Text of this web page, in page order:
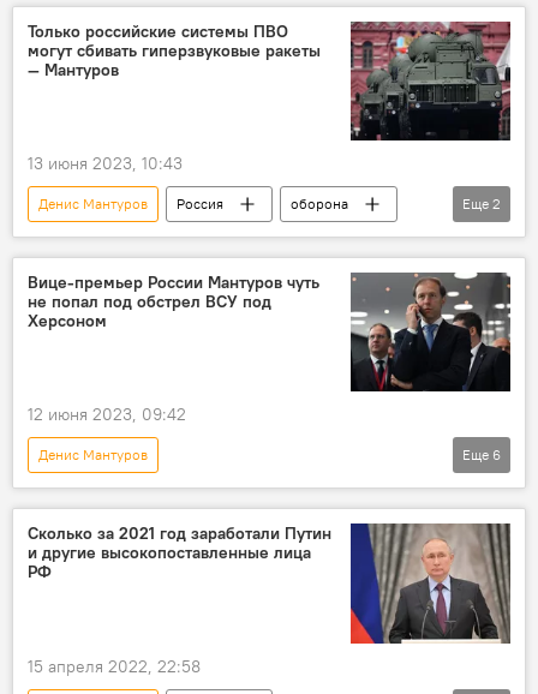
ПМЭФ -2025 в Санкт-Петербурге
Данияр Амангельдиев
фото
Только российские системы ПВО
могут сбивать гиперзвуковые ракеты
— Мантуров
13 июня 2023, 10:43
Денис Мантуров Россия
оборона
ПВО
вооружение
Еще 2
Вице-премьер России Мантуров чуть
не попал под обстрел ВСУ под
Херсоном
12 июня 2023, 09:42
Денис Мантуров
Спецоперация России по защите Донбасса
Украина
Политика
Россия
обстрел
информация
Еще 6
Сколько за 2021 год заработали Путин
и другие высокопоставленные лица
РФ
15 апреля 2022, 22:58